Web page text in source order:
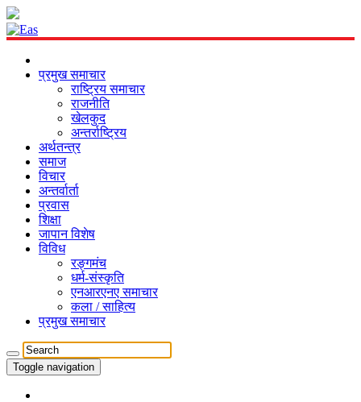
प्रमुख समाचार
राष्ट्रिय समाचार
राजनीति
खेलकुद
अन्तर्राष्ट्रिय
अर्थतन्त्र
समाज
विचार
अन्तर्वार्ता
प्रवास
शिक्षा
जापान विशेष
विविध
रङ्गमंच
धर्म-संस्कृति
एनआरएनए समाचार
कला / साहित्य
प्रमुख समाचार
Toggle navigation